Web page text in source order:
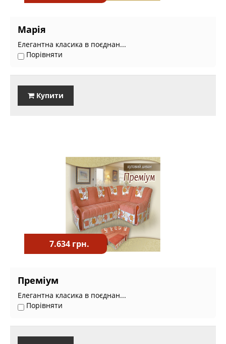
Марія
Елегантна класика в поєднан...
Порівняти
Купити
7.634 грн.
Преміум
Елегантна класика в поєднан...
Порівняти